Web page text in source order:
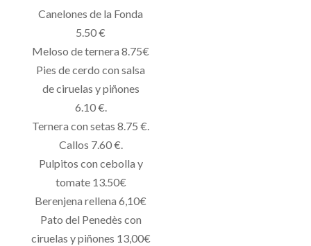
Canelones de la Fonda
5.50 €
Meloso de ternera 8.75€
Pies de cerdo con salsa
de ciruelas y piñones
6.10 €.
Ternera con setas 8.75 €.
Callos 7.60 €.
Pulpitos con cebolla y
tomate 13.50€
Berenjena rellena 6,10€
Pato del Penedès con
ciruelas y piñones 13,00€